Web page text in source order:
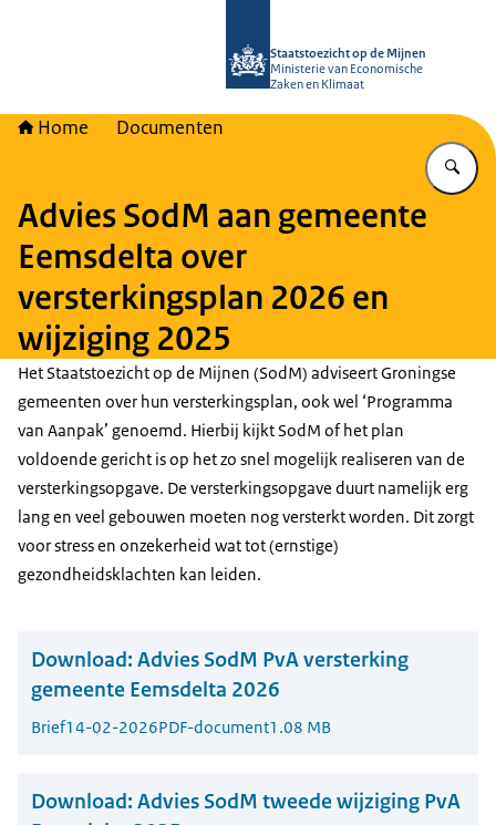
Staatstoezicht op de Mijnen
Ministerie van Economische
Zaken en Klimaat
Home Documenten
Advies SodM aan gemeente
Eemsdelta over
versterkingsplan 2026 en
wijziging 2025
Het Staatstoezicht op de Mijnen (SodM) adviseert Groningse
gemeenten over hun versterkingsplan, ook wel ‘Programma
van Aanpak’ genoemd. Hierbij kijkt SodM of het plan
voldoende gericht is op het zo snel mogelijk realiseren van de
versterkingsopgave. De versterkingsopgave duurt namelijk erg
lang en veel gebouwen moeten nog versterkt worden. Dit zorgt
voor stress en onzekerheid wat tot (ernstige)
gezondheidsklachten kan leiden.
Download: Advies SodM PvA versterking
gemeente Eemsdelta 2026
Brief14-02-2026PDF-document1.08 MB
Download: Advies SodM tweede wijziging PvA